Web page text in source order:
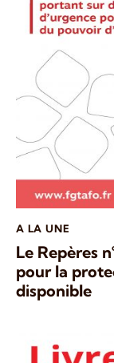
A LA UNE
Le Repères
pour la
disponible